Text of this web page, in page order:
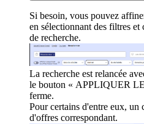
Si besoin, vous pouvez
en sélectionnant des filtres et
de recherche.
La recherche est relancée
le bouton « APPLIQUER
ferme.
Pour certains d'entre eux,
d'offres correspondant.